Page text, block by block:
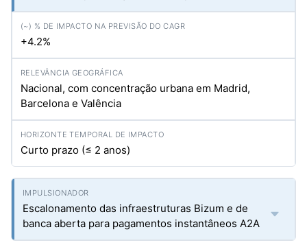
+4.2%
Nacional, com concentração urbana em Madrid,
Barcelona e Valência
Curto prazo (≤ 2 anos)
Escalonamento das infraestruturas Bizum e de
banca aberta para pagamentos instantâneos A2A